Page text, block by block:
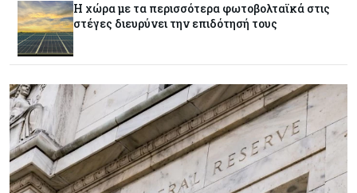
Κύπρος 07-08-2026
Οι τιμές καθορίζουν την επιλογή παρόχου
κινητής στην Κύπρο
Η χώρα με τα περισσότερα φωτοβολταϊκά στις
στέγες διευρύνει την επιδότησή τους